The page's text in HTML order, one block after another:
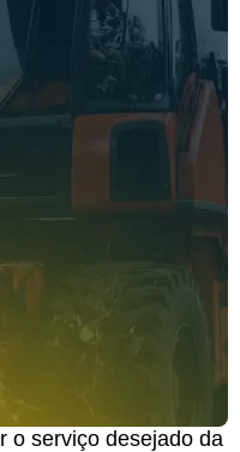
o serviço desejado da